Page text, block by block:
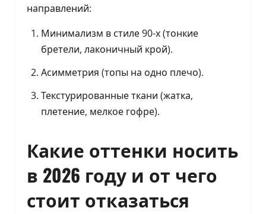
направлений:
Минимализм в стиле 90-х (тонкие
бретели, лаконичный крой).
Асимметрия (топы на одно плечо).
Текстурированные ткани (жатка,
плетение, мелкое гофре).
Какие оттенки носить
в 2026 году и от чего
стоит отказаться